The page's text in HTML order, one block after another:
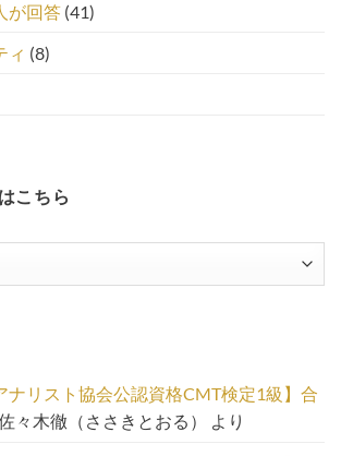
が回答 (41)
ィ (8)
こちら
ナリスト協会公認資格CMT検定1級】合
々木徹（ささきとおる） より